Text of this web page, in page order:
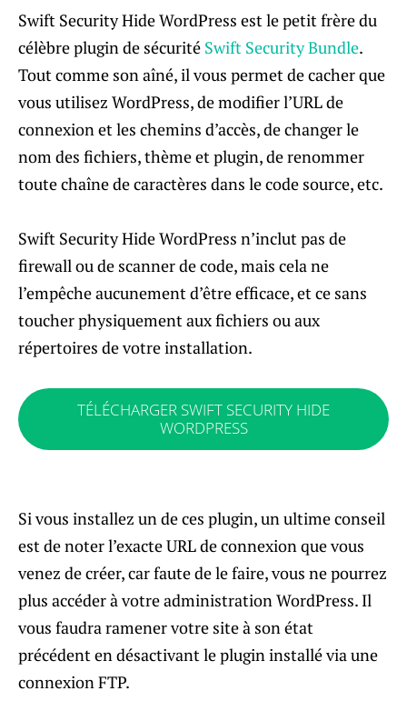
Swift Security Hide WordPress est le petit frère du
célèbre plugin de sécurité Swift Security Bundle.
Tout comme son aîné, il vous permet de cacher que
vous utilisez WordPress, de modifier l’URL de
connexion et les chemins d’accès, de changer le
nom des fichiers, thème et plugin, de renommer
toute chaîne de caractères dans le code source, etc.
Swift Security Hide WordPress n’inclut pas de
firewall ou de scanner de code, mais cela ne
l’empêche aucunement d’être efficace, et ce sans
toucher physiquement aux fichiers ou aux
répertoires de votre installation.
TÉLÉCHARGER SWIFT SECURITY HIDE
WORDPRESS
Si vous installez un de ces plugin, un ultime conseil
est de noter l’exacte URL de connexion que vous
venez de créer, car faute de le faire, vous ne pourrez
plus accéder à votre administration WordPress. Il
vous faudra ramener votre site à son état
précédent en désactivant le plugin installé via une
connexion FTP.